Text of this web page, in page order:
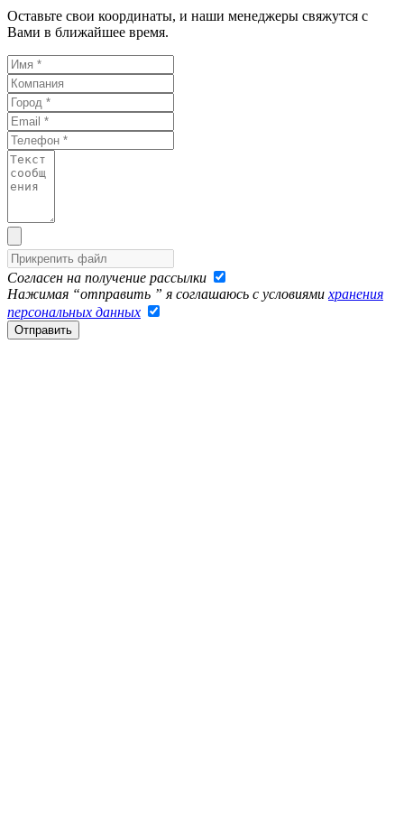
Оставьте свои координаты, и наши менеджеры свяжутся с
Вами в ближайшее время.
Согласен на получение рассылки
Нажимая “отправить ” я соглашаюсь с условиями хранения
персональных данных